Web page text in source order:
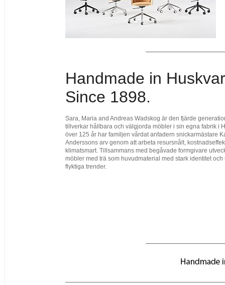
Handmade in
Since 1898.
Sara, Maria and Andreas Wadskog är den fjärde
tillverkar hållbara och välgjorda möbler i sin egna fabrik i
över 125 år har familjen vårdat anfadern snickarmästare
Anderssons arv genom att arbeta resursnålt,
klimatsmart. Tillsammans med begåvade formgivare
möbler med trä som huvudmaterial med stark identitet och
flyktiga trender.